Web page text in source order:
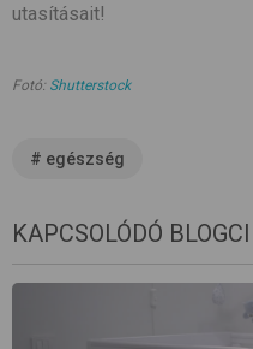
utasításait!
Fotó: Shutterstock
# egészség
KAPCSOLÓDÓ